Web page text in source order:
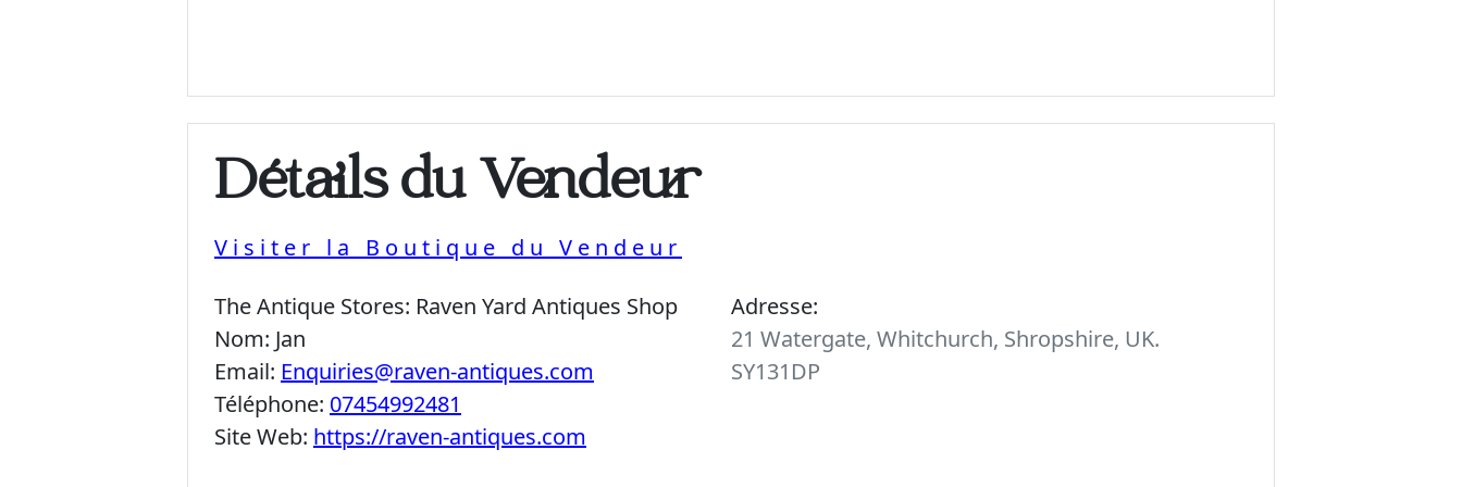
Détails du Vendeur
Visiter la Boutique du Vendeur
The Antique Stores: Raven Yard Antiques Shop
Nom: Jan
Email: Enquiries@raven-antiques.com
Téléphone: 07454992481
Site Web: https://raven-antiques.com
Adresse:
21 Watergate, Whitchurch, Shropshire, UK.
SY131DP